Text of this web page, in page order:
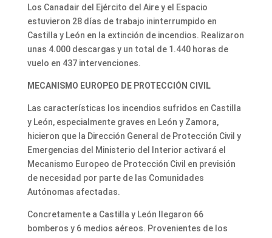
Los Canadair del Ejército del Aire y el Espacio
estuvieron 28 días de trabajo ininterrumpido en
Castilla y León en la extinción de incendios. Realizaron
unas 4.000 descargas y un total de 1.440 horas de
vuelo en 437 intervenciones.
MECANISMO EUROPEO DE PROTECCIÓN CIVIL
Las características los incendios sufridos en Castilla
y León, especialmente graves en León y Zamora,
hicieron que la Dirección General de Protección Civil y
Emergencias del Ministerio del Interior activará el
Mecanismo Europeo de Protección Civil en previsión
de necesidad por parte de las Comunidades
Autónomas afectadas.
Concretamente a Castilla y León llegaron 66
bomberos y 6 medios aéreos. Provenientes de los